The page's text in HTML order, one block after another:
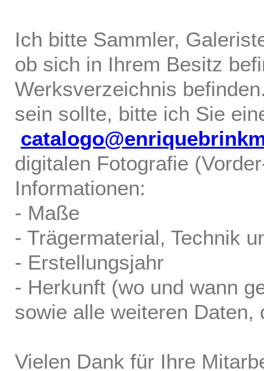
Ich bitte Sammler,
ob sich in Ihrem Besitz
Werksverzeichnis
sein sollte, bitte ich Sie
digitalen Fotografie
Informationen:
- Maße
- Trägermaterial, Technik
- Erstellungsjahr
- Herkunft (wo und wann
sowie alle weiteren
Vielen Dank für Ihre